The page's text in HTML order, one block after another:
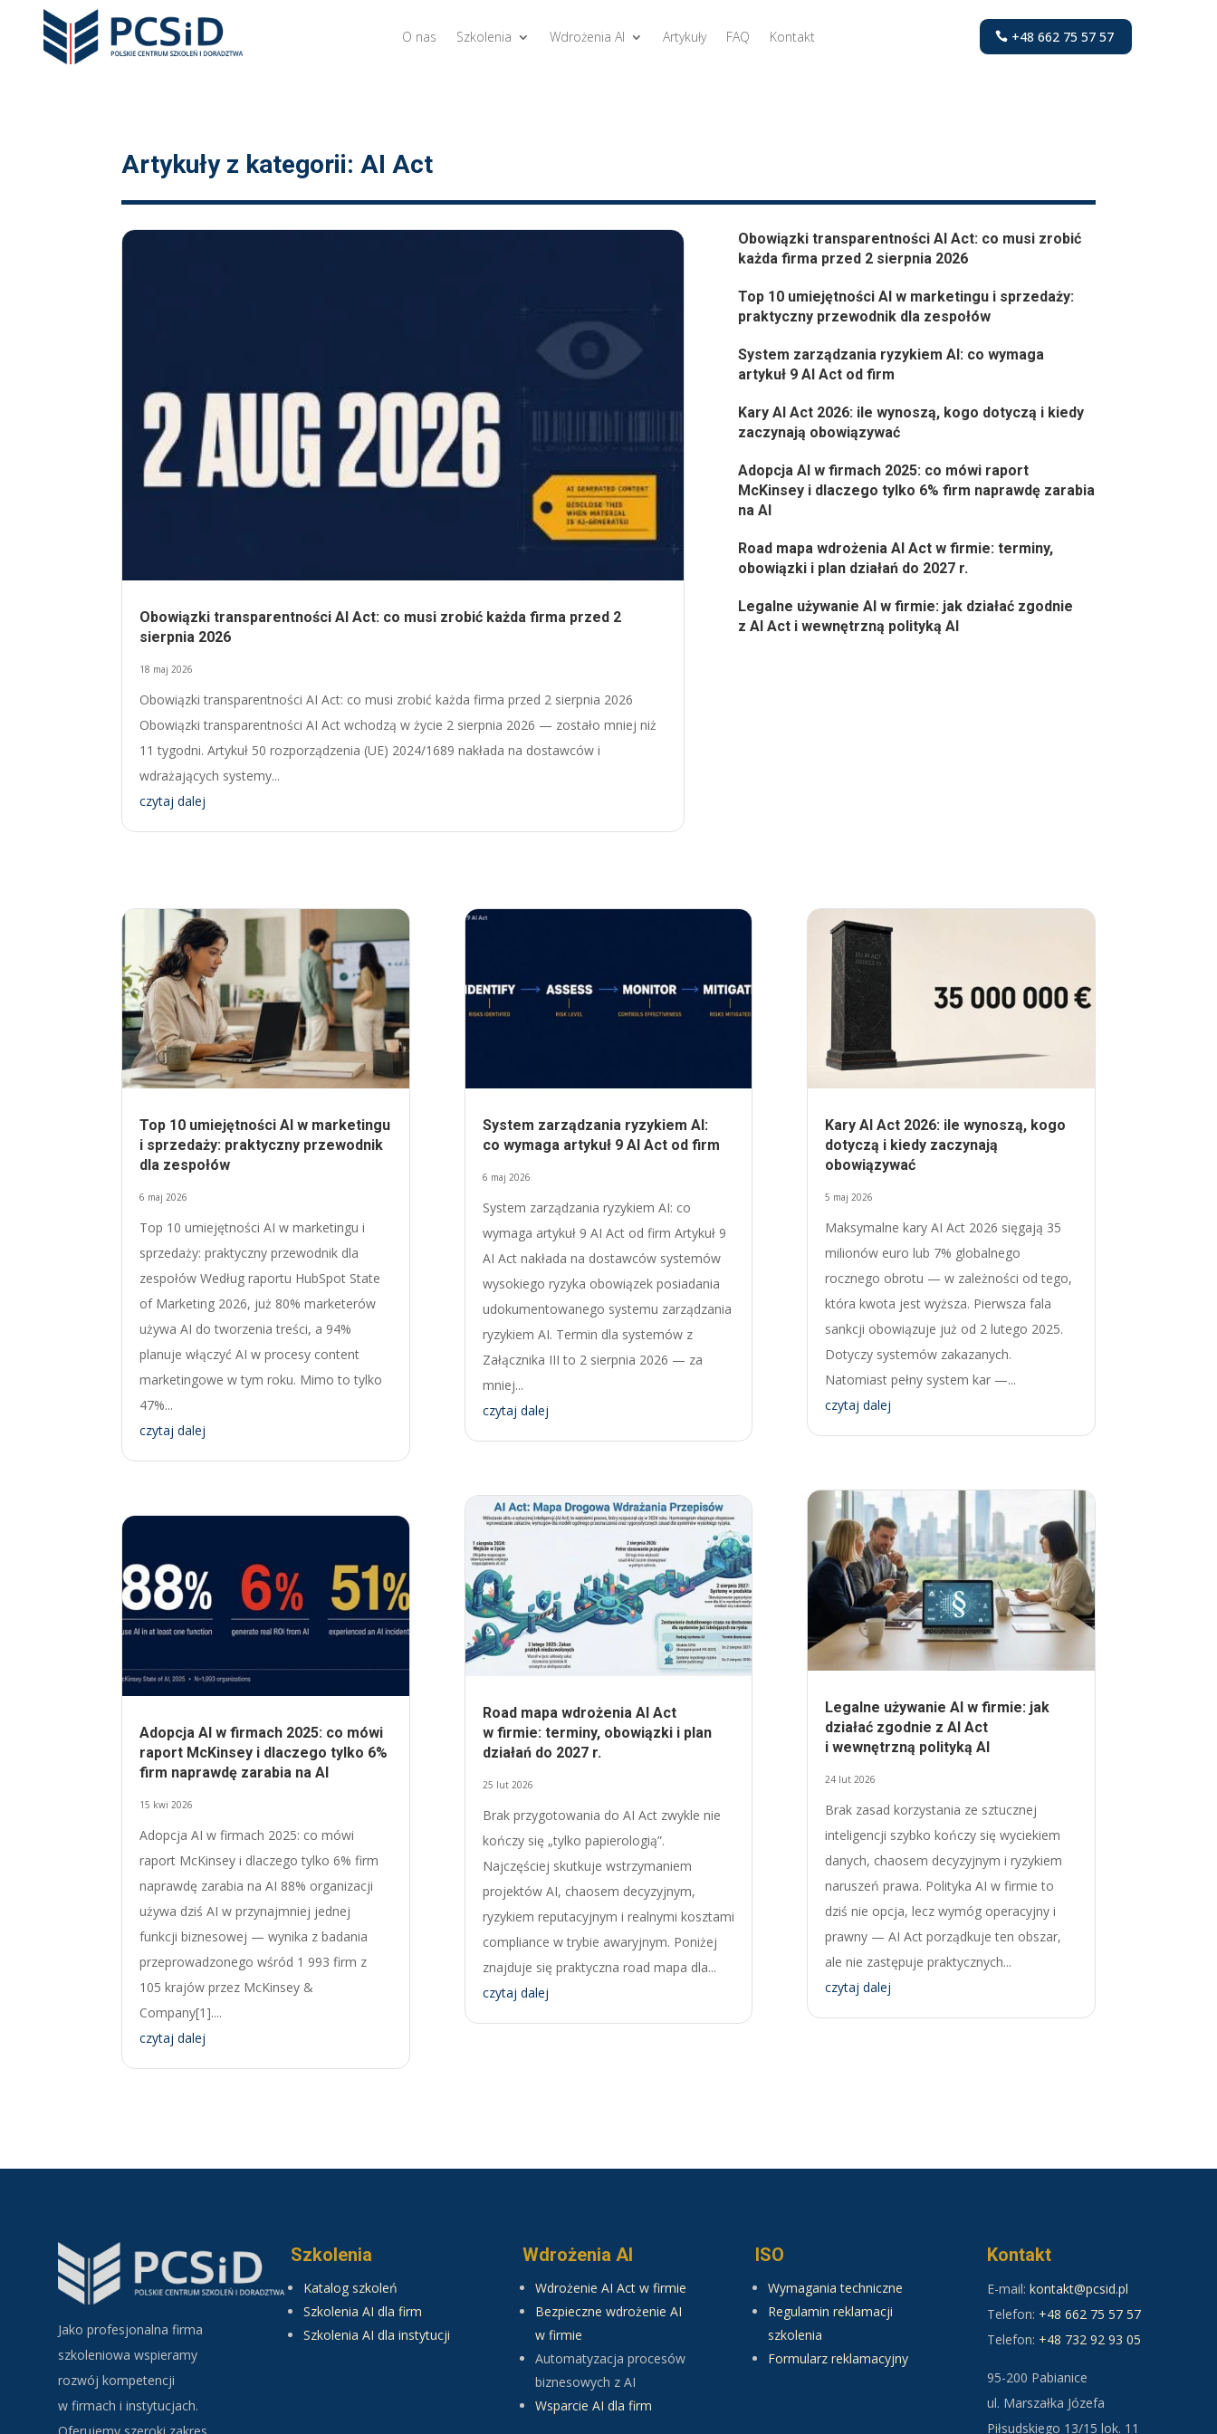
O nas Szkolenia Wdrożenia AI Artykuły FAQ Kontakt +48 662 75 57 57
Artykuły z kategorii: AI Act
Obowiązki transparentności AI Act: co musi zrobić każda firma przed 2
sierpnia 2026
18 maj 2026
Obowiązki transparentności AI Act: co musi zrobić każda firma przed 2 sierpnia 2026
Obowiązki transparentności AI Act wchodzą w życie 2 sierpnia 2026 — zostało mniej niż
11 tygodni. Artykuł 50 rozporządzenia (UE) 2024/1689 nakłada na dostawców i
wdrażających systemy...
czytaj dalej
Obowiązki transparentności AI Act: co musi zrobić
każda firma przed 2 sierpnia 2026
Top 10 umiejętności AI w marketingu i sprzedaży:
praktyczny przewodnik dla zespołów
System zarządzania ryzykiem AI: co wymaga
artykuł 9 AI Act od firm
Kary AI Act 2026: ile wynoszą, kogo dotyczą i kiedy
zaczynają obowiązywać
Adopcja AI w firmach 2025: co mówi raport
McKinsey i dlaczego tylko 6% firm naprawdę zarabia
na AI
Road mapa wdrożenia AI Act w firmie: terminy,
obowiązki i plan działań do 2027 r.
Legalne używanie AI w firmie: jak działać zgodnie
z AI Act i wewnętrzną polityką AI
Top 10 umiejętności AI w marketingu
i sprzedaży: praktyczny przewodnik
dla zespołów
6 maj 2026
Top 10 umiejętności AI w marketingu i
sprzedaży: praktyczny przewodnik dla
zespołów Według raportu HubSpot State
of Marketing 2026, już 80% marketerów
używa AI do tworzenia treści, a 94%
planuje włączyć AI w procesy content
marketingowe w tym roku. Mimo to tylko
47%...
czytaj dalej
Adopcja AI w firmach 2025: co mówi
raport McKinsey i dlaczego tylko 6%
firm naprawdę zarabia na AI
15 kwi 2026
Adopcja AI w firmach 2025: co mówi
raport McKinsey i dlaczego tylko 6% firm
naprawdę zarabia na AI 88% organizacji
używa dziś AI w przynajmniej jednej
funkcji biznesowej — wynika z badania
przeprowadzonego wśród 1 993 firm z
105 krajów przez McKinsey &
Company[1]....
czytaj dalej
System zarządzania ryzykiem AI:
co wymaga artykuł 9 AI Act od firm
6 maj 2026
System zarządzania ryzykiem AI: co
wymaga artykuł 9 AI Act od firm Artykuł 9
AI Act nakłada na dostawców systemów
wysokiego ryzyka obowiązek posiadania
udokumentowanego systemu zarządzania
ryzykiem AI. Termin dla systemów z
Załącznika III to 2 sierpnia 2026 — za
mniej...
czytaj dalej
Road mapa wdrożenia AI Act
w firmie: terminy, obowiązki i plan
działań do 2027 r.
25 lut 2026
Brak przygotowania do AI Act zwykle nie
kończy się „tylko papierologią”.
Najczęściej skutkuje wstrzymaniem
projektów AI, chaosem decyzyjnym,
ryzykiem reputacyjnym i realnymi kosztami
compliance w trybie awaryjnym. Poniżej
znajduje się praktyczna road mapa dla...
czytaj dalej
Kary AI Act 2026: ile wynoszą, kogo
dotyczą i kiedy zaczynają
obowiązywać
5 maj 2026
Maksymalne kary AI Act 2026 sięgają 35
milionów euro lub 7% globalnego
rocznego obrotu — w zależności od tego,
która kwota jest wyższa. Pierwsza fala
sankcji obowiązuje już od 2 lutego 2025.
Dotyczy systemów zakazanych.
Natomiast pełny system kar —...
czytaj dalej
Legalne używanie AI w firmie: jak
działać zgodnie z AI Act
i wewnętrzną polityką AI
24 lut 2026
Brak zasad korzystania ze sztucznej
inteligencji szybko kończy się wyciekiem
danych, chaosem decyzyjnym i ryzykiem
naruszeń prawa. Polityka AI w firmie to
dziś nie opcja, lecz wymóg operacyjny i
prawny — AI Act porządkuje ten obszar,
ale nie zastępuje praktycznych...
czytaj dalej
Jako profesjonalna firma
szkoleniowa wspieramy
rozwój kompetencji
w firmach i instytucjach.
Szkolenia
Katalog szkoleń
Szkolenia AI dla firm
Szkolenia AI dla instytucji
Wdrożenia AI
Wdrożenie AI Act w firmie
Bezpieczne wdrożenie AI
w firmie
Automatyzacja procesów
biznesowych z AI
Wsparcie AI dla firm
ISO
Wymagania techniczne
Regulamin reklamacji
szkolenia
Formularz reklamacyjny
Kontakt
E-mail:kontakt@pcsid.pl
Telefon: +48 662 75 57 57
Telefon: +48 732 92 93 05
95-200 Pabianice
ul. Marszałka Józefa
Piłsudskiego 13/15 lok. 11